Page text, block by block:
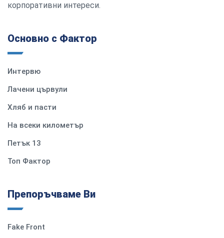
корпоративни интереси.
Основно с Фактор
Интервю
Лачени цървули
Хляб и пасти
На всеки километър
Петък 13
Топ Фактор
Препоръчваме Ви
Fake Front